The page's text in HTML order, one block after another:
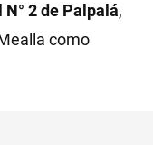
2 de Palpalá,
como